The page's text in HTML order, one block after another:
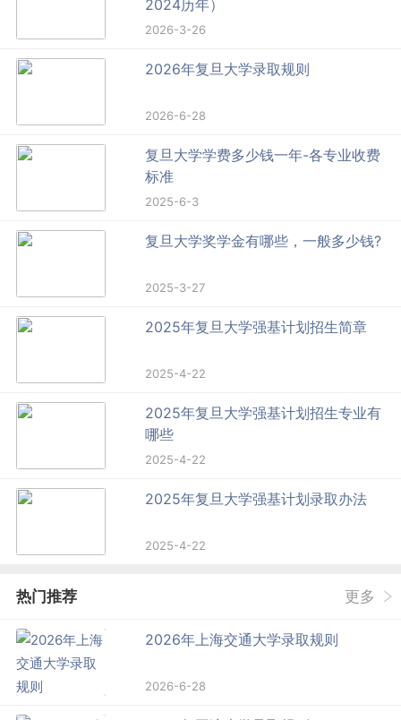
2024历年）
2026-3-26
2026年复旦大学录取规则
2026-6-28
复旦大学学费多少钱一年-各专业收费
标准
2025-6-3
复旦大学奖学金有哪些，一般多少钱?
2025-3-27
2025年复旦大学强基计划招生简章
2025-4-22
2025年复旦大学强基计划招生专业有
哪些
2025-4-22
2025年复旦大学强基计划录取办法
2025-4-22
热门推荐 更多
2026年上海交通大学录取规则
2026-6-28